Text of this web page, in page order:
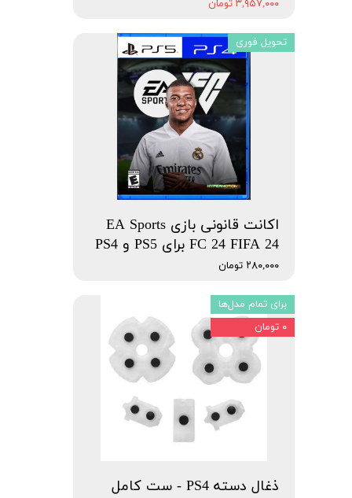
۳,۹۵۷,۰۰۰ تومان
اکانت قانونی بازی EA Sports
FC 24 FIFA 24 برای PS5 و PS4
۲۸۰,۰۰۰ تومان
تحویل فوری
ذغال دسته PS4 - ست کامل
برای تمام مدل‌ها
۰ تومان